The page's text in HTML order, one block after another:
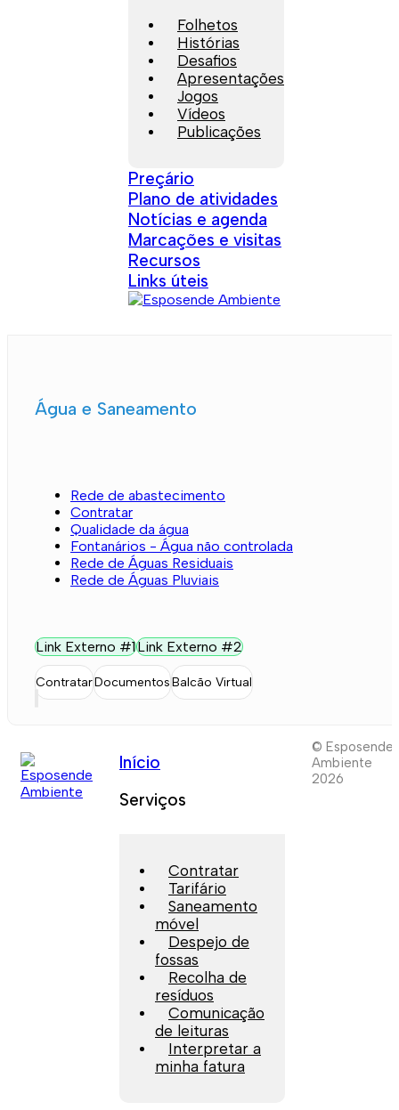
Folhetos
Histórias
Desafios
Apresentações
Jogos
Vídeos
Publicações
Preçário
Plano de atividades
Notícias e agenda
Marcações e visitas
Recursos
Links úteis
Água e Saneamento
Rede de abastecimento
Contratar
Qualidade da água
Fontanários - Água não controlada
Rede de Águas Residuais
Rede de Águas Pluviais
Link Externo #1Link Externo #2
ContratarDocumentosBalcão Virtual
Início
Serviços
Contratar
Tarifário
Saneamento
móvel
Despejo de
fossas
Recolha de
resíduos
Comunicação
de leituras
Interpretar a
minha fatura
© Esposende
Ambiente
2026